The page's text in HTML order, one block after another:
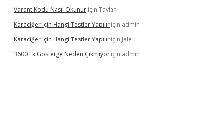
Varant Kodu Nasıl Okunur için Taylan
Karaciğer Için Hangi Testler Yapılır için admin
Karaciğer Için Hangi Testler Yapılır için Jale
3600 Ek Gösterge Neden Çıkmıyor için admin